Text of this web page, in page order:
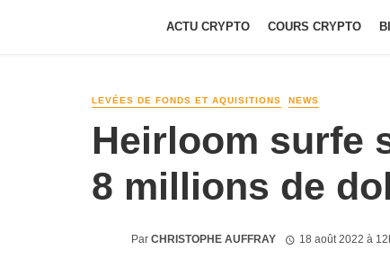
ACTU CRYPTO COURS CRYPTO
LEVÉES DE FONDS ET AQUISITIONS NEWS
Heirloom surfe
8 millions de
Par CHRISTOPHE AUFFRAY 18 août 2022 à